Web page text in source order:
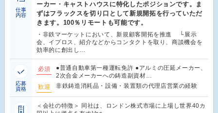
仕事
内容
ーカー・キャストハウスに特化したポジションです。ま
ずはフラックスを切り口として新規開拓を行っていただ
きます。100％リモートも可能です。
・非鉄マーケットにおいて、新規顧客開拓を推進 └展示
会、イプロス、紹介などからコンタクトを取り、商談機会を
効率的に創出し…
応募
資格
必須
●普通自動車第一種運転免許 ●アルミの圧延メーカー、
2次合金メーカーへの鋳造副資材…
歓迎
非鉄鋳造消耗品・設備・装置類の代理店営業の経験
＜会社の特徴＞ 同社は、ロンドン株式市場に上場し世界40カ